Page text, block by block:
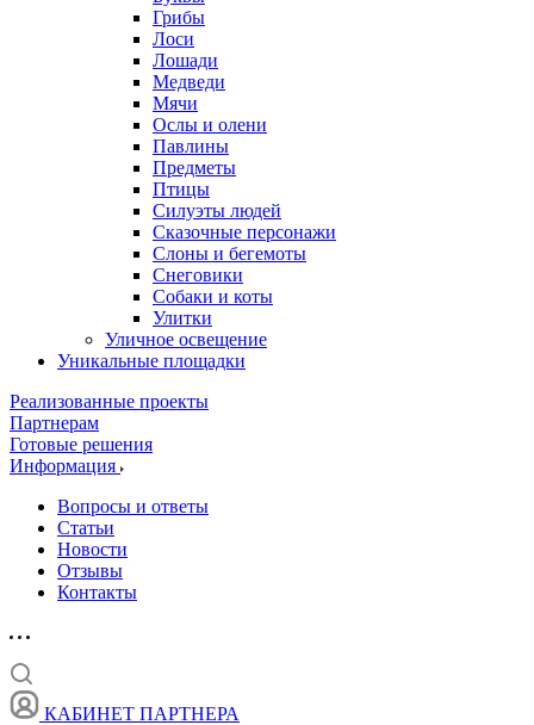
Грибы
Лоси
Лошади
Медведи
Мячи
Ослы и олени
Павлины
Предметы
Птицы
Силуэты людей
Сказочные персонажи
Слоны и бегемоты
Снеговики
Собаки и коты
Улитки
Уличное освещение
Уникальные площадки
Реализованные проекты
Партнерам
Готовые решения
Информация
Вопросы и ответы
Статьи
Новости
Отзывы
Контакты
КАБИНЕТ ПАРТНЕРА